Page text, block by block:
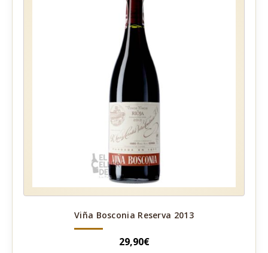
Viña Bosconia Reserva 2013
29,90€